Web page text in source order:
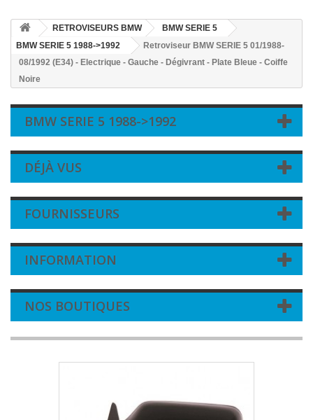
RETROVISEURS BMW
BMW SERIE 5
BMW SERIE 5 1988->1992
Retroviseur BMW SERIE 5 01/1988-
08/1992 (E34) - Electrique - Gauche - Dégivrant - Plate Bleue - Coiffe
Noire
BMW SERIE 5 1988->1992
DÉJÀ VUS
FOURNISSEURS
INFORMATION
NOS BOUTIQUES